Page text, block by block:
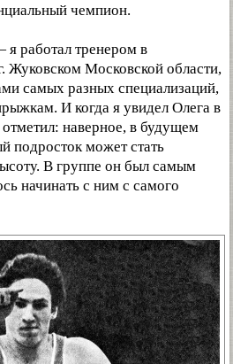
чемпион.
работал тренером в
Московской области,
самых разных специализаций,
И когда я увидел Олега в
наверное, в будущем
подросток может стать
В группе он был самым
начинать с ним с самого